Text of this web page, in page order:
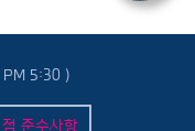
5:30 )
점 준수사항